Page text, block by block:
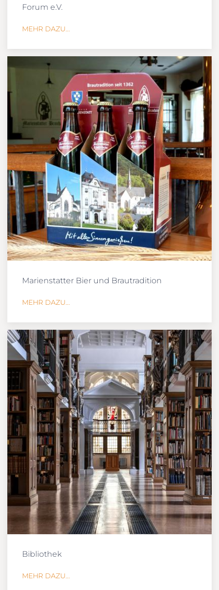
Forum e.V.
MEHR DAZU...
Marienstatter Bier und Brautradition
MEHR DAZU...
Bibliothek
MEHR DAZU...